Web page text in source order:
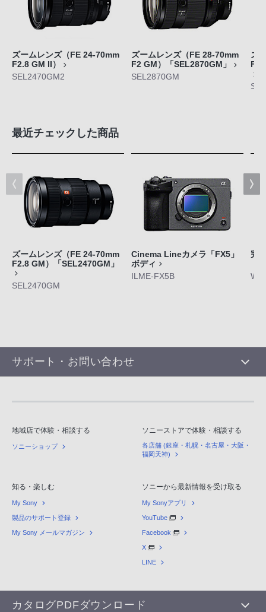
ズームレンズ（FE 24-70mm
F2.8 GM II）
SEL2470GM2
ズームレンズ（FE 28-70mm
F2 GM）「SEL2870GM」
SEL2870GM
ズ
F4
最近チェックした商品
ズームレンズ（FE 24-70mm
F2.8 GM）「SEL2470GM」
SEL2470GM
Cinema Lineカメラ「FX5」
ボディ
ILME-FX5B
完
サポート・お問い合わせ
地域店で体験・相談する
ソニーショップ
ソニーストアで体験・相談する
各店舗 (銀座・札幌・名古屋・大阪・
福岡天神)
知る・楽しむ
My Sony
製品のサポート登録
My Sony メールマガジン
ソニーから最新情報を受け取る
My Sonyアプリ
YouTube
Facebook
X
LINE
カタログPDFダウンロード